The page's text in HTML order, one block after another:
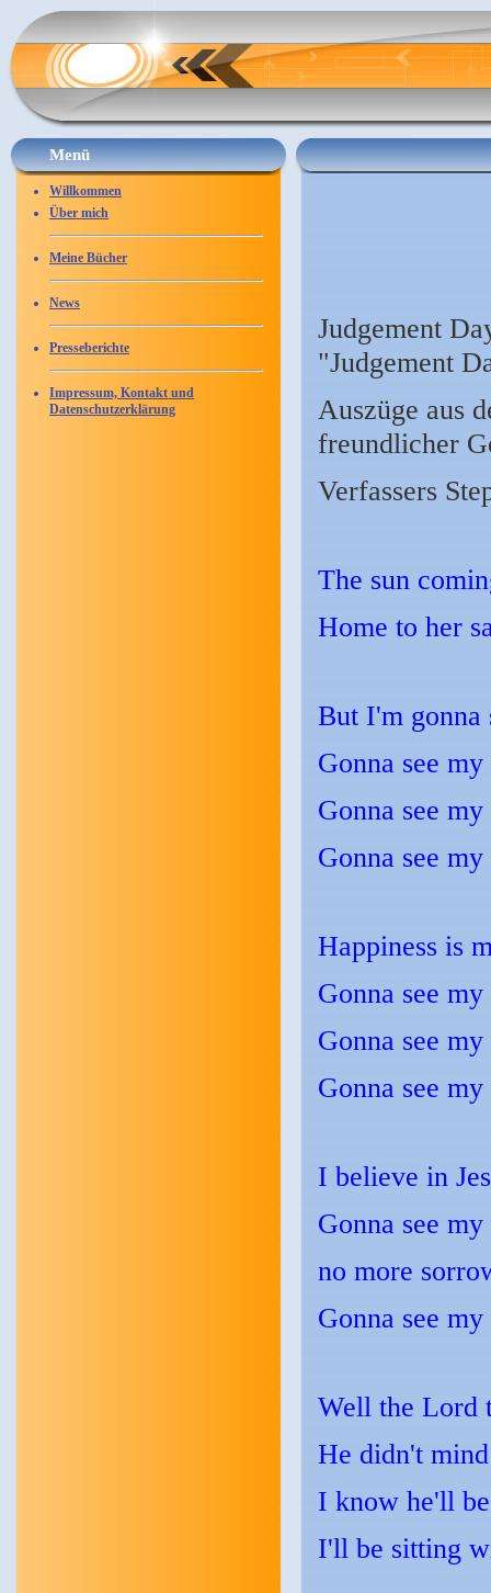
Menü
Willkommen
Über mich
Meine Bücher
News
Presseberichte
Impressum, Kontakt und
Datenschutzerklärung
Judgement
"Judgement
Auszüge aus
freundlicher
Verfassers
The sun
Home to her
But I'm gonna
Gonna see
Gonna see
Gonna see
Happiness is
Gonna see
Gonna see
Gonna see
I believe in
Gonna see
no more
Gonna see
Well the Lord
He didn't
I know he'll
I'll be sitting